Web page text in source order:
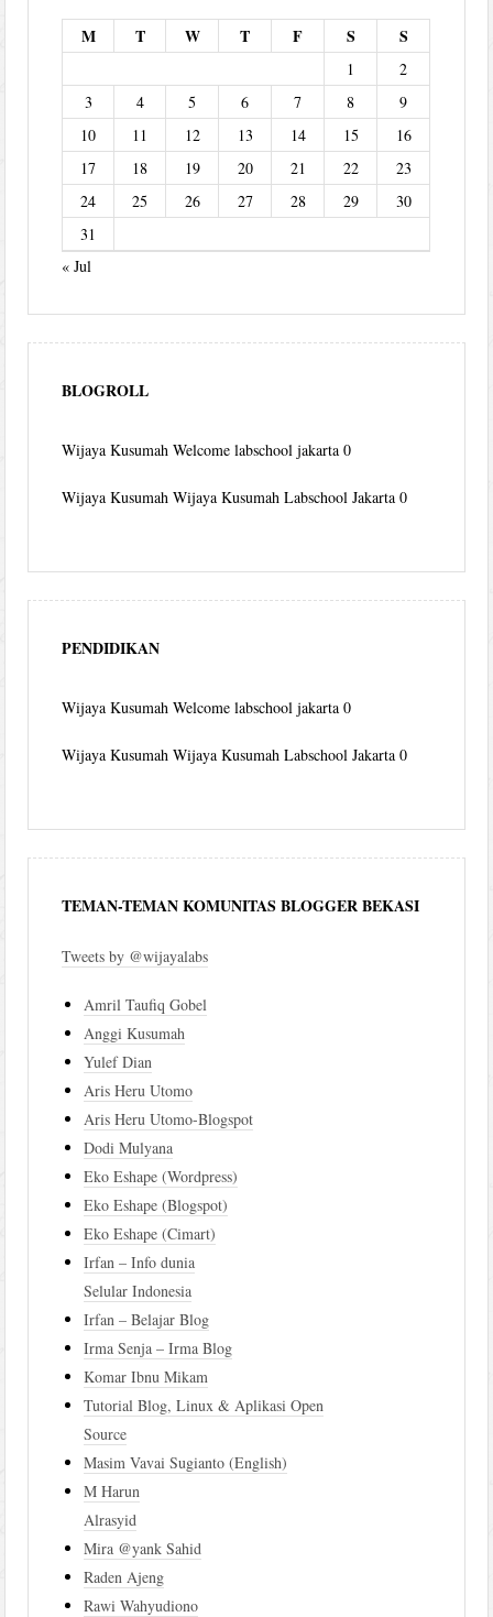
M T W T F S S
1
2
3
4 5 6 7 8
9
10
11 12 13 14 15
16
17
18 19 20 21 22
23
24
25 26 27 28 29
30
31
« Jul
BLOGROLL
Wijaya Kusumah Welcome labschool jakarta 0
Wijaya Kusumah Wijaya Kusumah Labschool Jakarta 0
PENDIDIKAN
Wijaya Kusumah Welcome labschool jakarta 0
Wijaya Kusumah Wijaya Kusumah Labschool Jakarta 0
TEMAN-TEMAN KOMUNITAS BLOGGER BEKASI
Tweets by @wijayalabs
Amril Taufiq Gobel
Anggi Kusumah
Yulef Dian
Aris Heru Utomo
Aris Heru Utomo-Blogspot
Dodi Mulyana
Eko Eshape (Wordpress)
Eko Eshape (Blogspot)
Eko Eshape (Cimart)
Irfan – Info dunia
Selular Indonesia
Irfan – Belajar Blog
Irma Senja – Irma Blog
Komar Ibnu Mikam
Tutorial Blog, Linux & Aplikasi Open
Source
Masim Vavai Sugianto (English)
M Harun
Alrasyid
Mira @yank Sahid
Raden Ajeng
Rawi Wahyudiono